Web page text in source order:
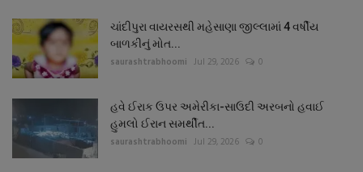
ચાંદીપુરા વાયરસથી મહેસાણા જીલ્લામાં 4 વર્ષીય
બાળકીનું મોત...
saurashtrabhoomi Jul 29, 2026 0
હવે ઈરાક ઉપર અમેરીકા-સાઉદી અરબનો હવાઈ
હુમલો ઈરાન સમર્થીત...
saurashtrabhoomi Jul 29, 2026 0